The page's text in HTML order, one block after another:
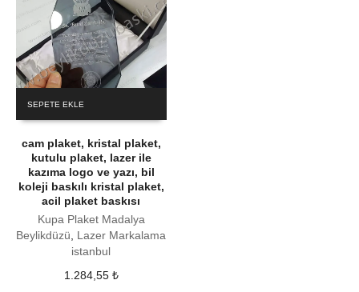
SEPETE EKLE
cam plaket, kristal plaket,
kutulu plaket, lazer ile
kazıma logo ve yazı, bil
koleji baskılı kristal plaket,
acil plaket baskısı
Kupa Plaket Madalya
Beylikdüzü
Lazer Markalama
istanbul
1.284,55 ₺